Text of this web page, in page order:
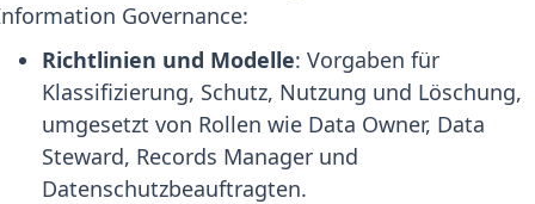
Governance:
Richtlinien und Modelle: Vorgaben für
Klassifizierung, Schutz, Nutzung und Löschung,
umgesetzt von Rollen wie Data Owner, Data
Steward, Records Manager und
Datenschutzbeauftragten.